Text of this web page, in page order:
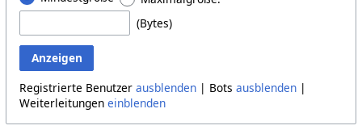
(Bytes)
Anzeigen
Registrierte Benutzer ausblenden| Bots ausblenden|
Weiterleitungen einblenden